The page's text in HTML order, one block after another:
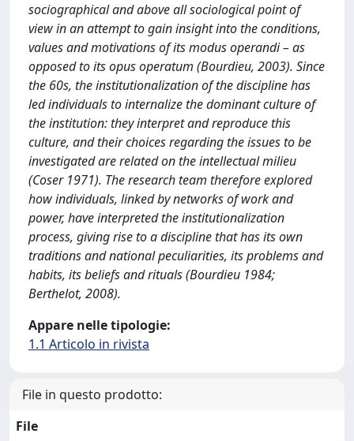
sociographical and above all sociological point of
view in an attempt to gain insight into the conditions,
values and motivations of its modus operandi – as
opposed to its opus operatum (Bourdieu, 2003). Since
the 60s, the institutionalization of the discipline has
led individuals to internalize the dominant culture of
the institution: they interpret and reproduce this
culture, and their choices regarding the issues to be
investigated are related on the intellectual milieu
(Coser 1971). The research team therefore explored
how individuals, linked by networks of work and
power, have interpreted the institutionalization
process, giving rise to a discipline that has its own
traditions and national peculiarities, its problems and
habits, its beliefs and rituals (Bourdieu 1984;
Berthelot, 2008).
Appare nelle tipologie:
1.1 Articolo in rivista
File in questo prodotto:
File